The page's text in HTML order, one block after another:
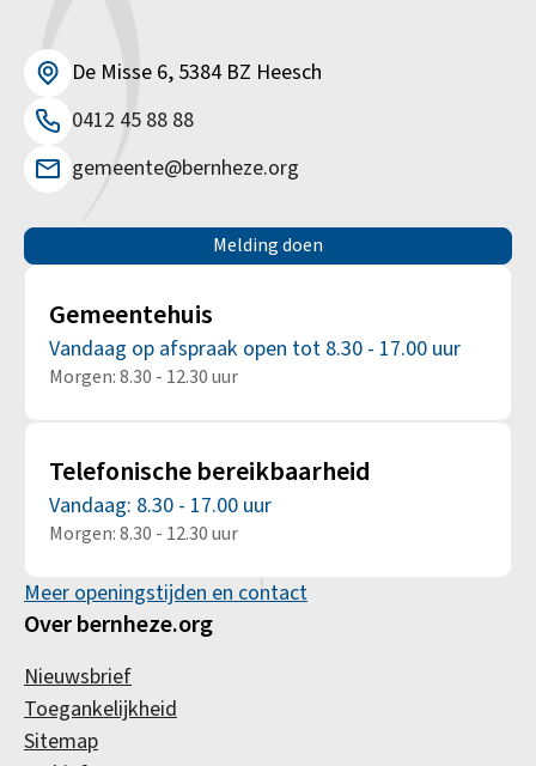
De Misse 6, 5384 BZ Heesch
0412 45 88 88
gemeente@bernheze.org
Melding doen
Gemeentehuis
Vandaag op afspraak open tot 8.30 - 17.00 uur
Morgen: 8.30 - 12.30 uur
Telefonische bereikbaarheid
Vandaag: 8.30 - 17.00 uur
Morgen: 8.30 - 12.30 uur
Meer openingstijden en contact
Over bernheze.org
Nieuwsbrief
Toegankelijkheid
Sitemap